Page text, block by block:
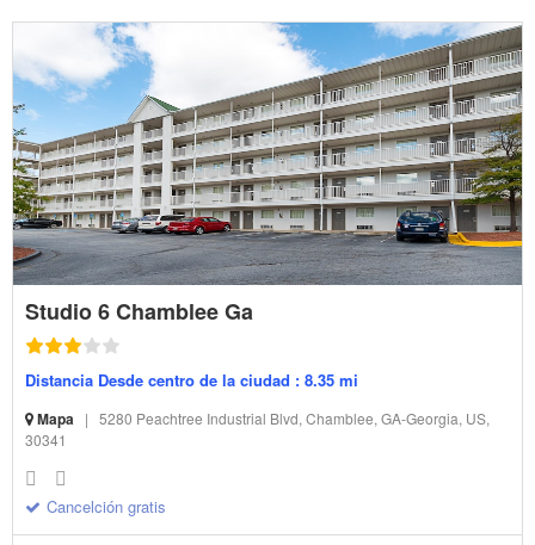
Studio 6 Chamblee Ga
Distancia Desde centro de la ciudad : 8.35 mi
Mapa | 5280 Peachtree Industrial Blvd, Chamblee, GA-Georgia, US,
30341
Cancelción gratis